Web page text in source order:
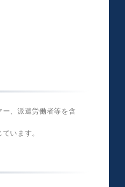
、派遣労働者等を含
います。